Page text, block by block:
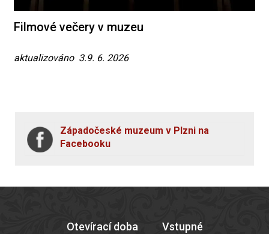
Filmové večery v muzeu
aktualizováno 3.9. 6. 2026
Západočeské muzeum v Plzni na
Facebooku
Otevírací doba
Vstupné